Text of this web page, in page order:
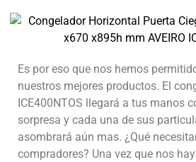
Es por eso que nos hemos
nuestros mejores productos. El
ICE400NTOS llegará a tus manos
sorpresa y cada una de sus
asombrará aún mas. ¿Qué
compradores? Una vez que nos